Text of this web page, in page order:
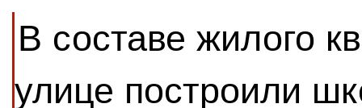
В составе жилого
улице построили